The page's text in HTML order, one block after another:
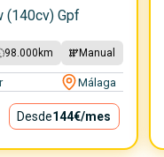
(140cv) Gpf
98.000 km Manual
Málaga
Desde144€/mes